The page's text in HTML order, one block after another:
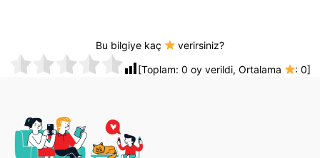
Bu bilgiye kaç
verirsiniz?
[Toplam: 0 oy verildi, Ortalama :0]